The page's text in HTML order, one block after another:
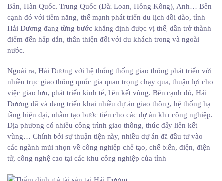
Bản, Hàn Quốc, Trung Quốc (Đài Loan, Hồng Kông), Anh… Bên
cạnh đó với tiềm năng, thế mạnh phát triển du lịch dồi dào, tỉnh
Hải Dương đang từng bước khẳng định được vị thế, dần trở thành
điểm đến hấp dẫn, thân thiện đối với du khách trong và ngoài
nước.
Ngoài ra, Hải Dương với hệ thống thống giao thông phát triển với
nhiều trục giao thông quốc gia quan trọng chạy qua, thuận lợi cho
việc giao lưu, phát triển kinh tế, liên kết vùng. Bên cạnh đó, Hải
Dương đã và đang triển khai nhiều dự án giao thông, hệ thống hạ
tầng hiện đại, nhằm tạo bước tiến cho các dự án khu công nghiệp.
Địa phương có nhiều công trình giao thông, thúc đẩy liên kết
vùng… Chính bởi sự thuận tiện này, nhiều dự án đã đầu tư vào
các ngành mũi nhọn về công nghiệp chế tạo, chế biến, điện, điện
tử, công nghệ cao tại các khu công nghiệp của tỉnh.